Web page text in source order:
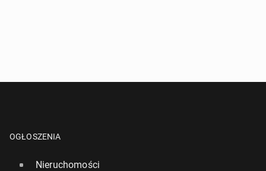
OGŁOSZENIA
Nieruchomości